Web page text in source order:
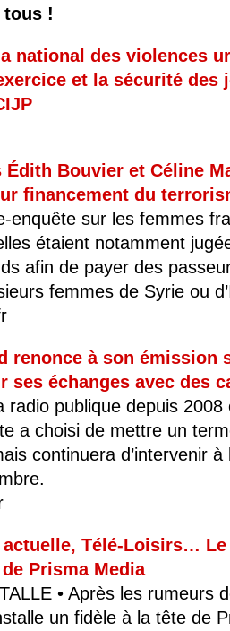
tous !
national des violences
et la sécurité des
Édith Bouvier et Céline
financement du
enquête sur les femmes
étaient notamment
afin de payer des
femmes de Syrie ou
renonce à son émission
ses échanges avec des
radio publique depuis
a choisi de mettre un
continuera d’intervenir à
actuelle, Télé-Loisirs… Le
Prisma Media
• Après les rumeurs
un fidèle à la tête de